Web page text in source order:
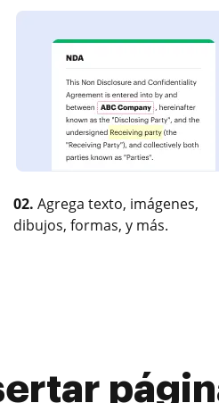
02. Agrega texto, imágenes,
dibujos, formas, y más.